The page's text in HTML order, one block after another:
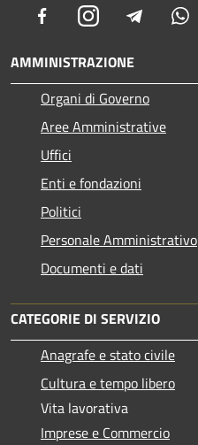
FacebookInstagram Telegram
AMMINISTRAZIONE
Organi di Governo
Aree Amministrative
Uffici
Enti e fondazioni
Politici
Personale Amministrativo
Documenti e dati
CATEGORIE DI SERVIZIO
Anagrafe e stato civile
Cultura e tempo libero
Vita lavorativa
Imprese e Commercio